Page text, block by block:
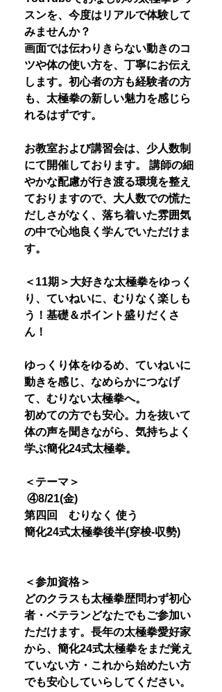
スンを、今度はリアルで体験して
みませんか？
画面では伝わりきらない動きのコ
ツや体の使い方を、丁寧にお伝え
します。初心者の方も経験者の方
も、太極拳の新しい魅力を感じら
れるはずです。
お教室および講習会は、少人数制
にて開催しております。 講師の細
やかな配慮が行き渡る環境を整え
ておりますので、大人数での慌た
だしさがなく、落ち着いた雰囲気
の中で心地良く学んでいただけま
す。
＜11期＞大好きな太極拳をゆっく
り、ていねいに、むりなく楽しも
う！基礎＆ポイント盛りだくさ
ん！
ゆっくり体をゆるめ、ていねいに
動きを感じ、なめらかにつなげ
て、むりない太極拳へ。
初めての方でも安心。力を抜いて
体の声を聞きながら、気持ちよく
学ぶ簡化24式太極拳。
＜テーマ＞
④8/21(金)
第四回 むりなく 使う
簡化24式太極拳後半(穿梭-収勢)
＜参加資格＞
どのクラスも太極拳歴問わず初心
者・ベテランどなたでもご参加い
ただけます。長年の太極拳愛好家
から、簡化24式太極拳をまだ覚え
ていない方・これから始めたい方
でも安心していらしてください。